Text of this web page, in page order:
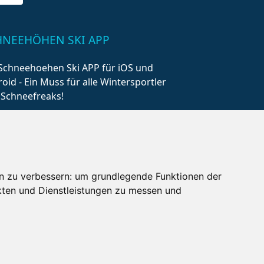
zu verbessern: um grundlegende Funktionen der
und Dienstleistungen zu messen und
SKI APP
Ski APP für iOS und
- Ein Muss für alle Wintersportler